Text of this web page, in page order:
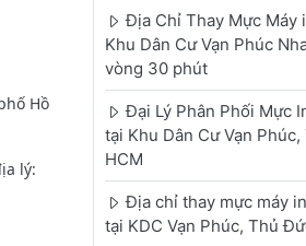
Hồ
lý:
Địa Chỉ Thay Mực Máy
Khu Dân Cư Vạn Phúc
vòng 30 phút
Đại Lý Phân Phối Mực
tại Khu Dân Cư Vạn
HCM
Địa chỉ thay mực máy
tại KDC Vạn Phúc, Thủ